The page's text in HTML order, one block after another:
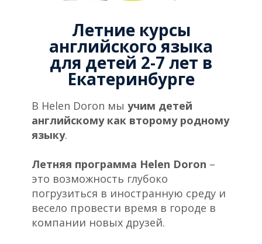
Летние курсы
английского языка
для детей 2-7 лет в
Екатеринбурге
В Helen Doron мы учим детей
английскому как второму родному
языку.
Летняя программа Helen Doron –
это возможность глубоко
погрузиться в иностранную среду и
весело провести время в городе в
компании новых друзей.